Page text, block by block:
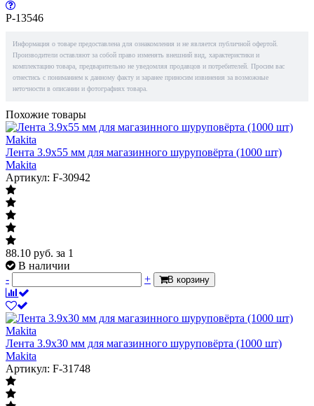
P-13546
Информация о товаре предоставлена для ознакомления и не является публичной офертой.
Производители оставляют за собой право изменять внешний вид, характеристики и
комплектацию товара, предварительно не уведомляя продавцов и потребителей. Просим вас
отнестись с пониманием к данному факту и заранее приносим извинения за возможные
неточности в описании и фотографиях товара.
Похожие товары
Лента 3.9x55 мм для магазинного шуруповёрта (1000 шт)
Makita
Артикул: F-30942
88.10 руб. за 1
В наличии
-
+ В корзину
Лента 3.9x30 мм для магазинного шуруповёрта (1000 шт)
Makita
Артикул: F-31748